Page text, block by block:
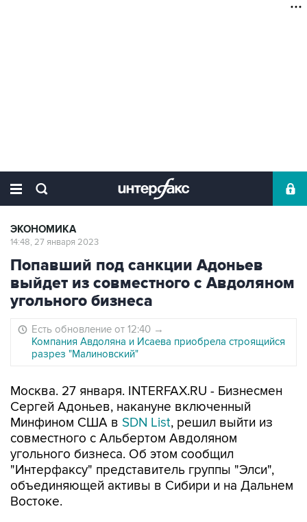
ЭКОНОМИКА
14:48, 27 января 2023
Попавший под санкции Адоньев
выйдет из совместного с Авдоляном
угольного бизнеса
Есть обновление от 12:40 →
Компания Авдоляна и Исаева приобрела строящийся
разрез "Малиновский"
Москва. 27 января. INTERFAX.RU - Бизнесмен
Сергей Адоньев, накануне включенный
Минфином США в SDN List, решил выйти из
совместного с Альбертом Авдоляном
угольного бизнеса. Об этом сообщил
"Интерфаксу" представитель группы "Элси",
объединяющей активы в Сибири и на Дальнем
Востоке.